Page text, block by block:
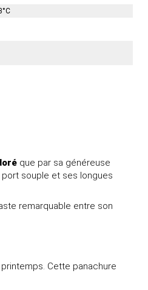
que par sa généreuse
souple et ses longues
remarquable entre son
Cette panachure